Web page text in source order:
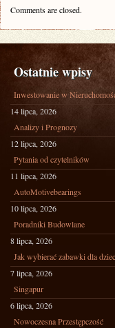
Comments are closed.
Ostatnie wpisy
Inwestowanie w
14 lipca, 2026
Analizy i Prognozy
12 lipca, 2026
Pytania od czytelników
11 lipca, 2026
AutoMotivebearings
10 lipca, 2026
Poradniki Budowlane
8 lipca, 2026
Jak wybierać zabawki dla
7 lipca, 2026
Singapur
6 lipca, 2026
Nowoczesna Przestępczość